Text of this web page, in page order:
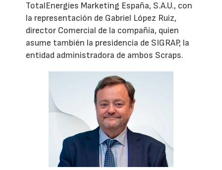
TotalEnergies Marketing España, S.A.U., con
la representación de Gabriel López Ruiz,
director Comercial de la compañía, quien
asume también la presidencia de SIGRAP, la
entidad administradora de ambos Scraps.